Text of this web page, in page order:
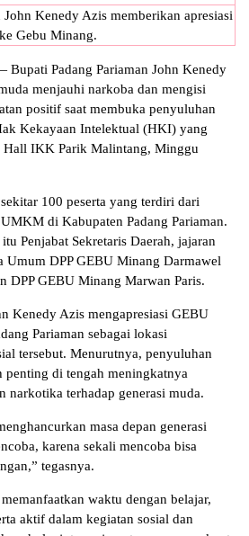
John Kenedy Azis memberikan apresiasi
ke Gebu Minang.
Padang Pariaman John Kenedy
menjauhi narkoba dan mengisi
positif saat membuka penyuluhan
Kekayaan Intelektual (HKI) yang
IKK Parik Malintang, Minggu
100 peserta yang terdiri dari
di Kabupaten Padang Pariaman.
Penjabat Sekretaris Daerah, jajaran
Umum DPP GEBU Minang Darmawel
DPP GEBU Minang Marwan Paris.
Kenedy Azis mengapresiasi GEBU
Pariaman sebagai lokasi
tersebut. Menurutnya, penyuluhan
penting di tengah meningkatnya
narkotika terhadap generasi muda.
masa depan generasi
karena sekali mencoba bisa
tegasnya.
waktu dengan belajar,
aktif dalam kegiatan sosial dan